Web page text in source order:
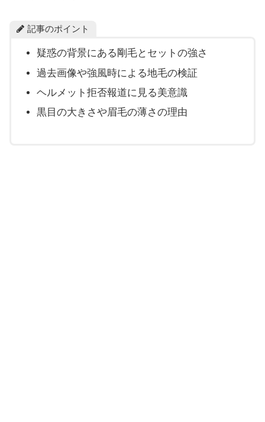
記事のポイント
疑惑の背景にある剛毛とセットの強さ
過去画像や強風時による地毛の検証
ヘルメット拒否報道に見る美意識
黒目の大きさや眉毛の薄さの理由